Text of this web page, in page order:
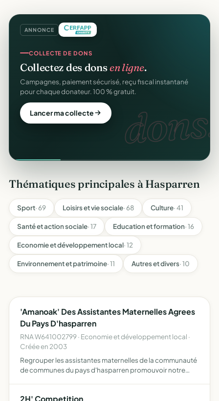
ANNONCE
dons.
COLLECTE DE DONS
Collectez des donsen ligne.
Campagnes, paiement sécurisé, reçu fiscal instantané
pour chaque donateur. 100 % gratuit.
Lancer ma collecte
Thématiques principales à Hasparren
Sport· 69 Loisirs et vie sociale· 68 Culture· 41
Santé et action sociale· 17 Education et formation· 16
Economie et développement local· 12
Environnement et patrimoine· 11 Autres et divers· 10
'Amanoak' Des Assistantes Maternelles Agrees
Du Pays D'hasparren
RNA W641002799 · Economie et développement local ·
Créée en 2003
Regrouper les assistantes maternelles de la communauté
de communes du pays d'hasparren promouvoir notre
diverses …
2H' Competition